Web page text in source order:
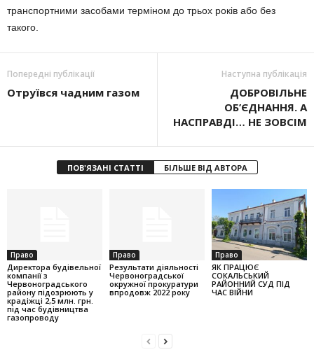
транспортними засобами терміном до трьох років або без
такого.
Попередні публікації
Отруївся чадним газом
Наступна публікація
ДОБРОВІЛЬНЕ
ОБ’ЄДНАННЯ. А
НАСПРАВДІ… НЕ ЗОВСІМ
ПОВ'ЯЗАНІ СТАТТІ БІЛЬШЕ ВІД АВТОРА
Право
Директора будівельної
компанії з
Червоноградського
району підозрюють у
крадіжці 2,5 млн. грн.
під час будівництва
газопроводу
Право
Результати діяльності
Червоноградської
окружної прокуратури
впродовж 2022 року
Право
ЯК ПРАЦЮЄ
СОКАЛЬСЬКИЙ
РАЙОННИЙ СУД ПІД
ЧАС ВІЙНИ